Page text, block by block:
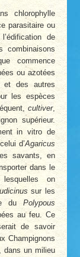
chlorophylle
parasitaire ou
de
combinaisons
commence
ou azotées
et des autres
les espèces
cultiver,
supérieur.
in vitro de
d’Agaricus
savants, en
dans le
on
sur les
duPolypous
au feu. Ce
de savoir
Champignons
dans un milieu